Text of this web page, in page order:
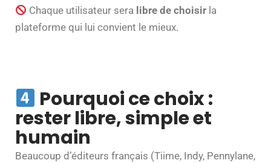
Chaque utilisateur sera libre de choisir la
plateforme qui lui convient le mieux.
Pourquoi ce choix :
rester libre, simple et
humain
Beaucoup d’éditeurs français (Tiime, Indy, Pennylane,